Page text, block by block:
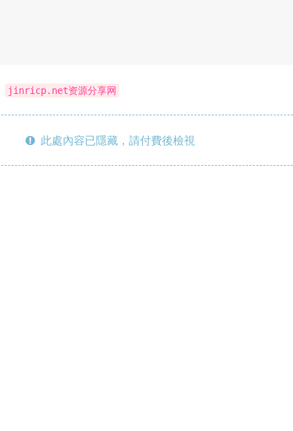
jinricp.net资源分享网
此處內容已隱藏，請付費後檢視